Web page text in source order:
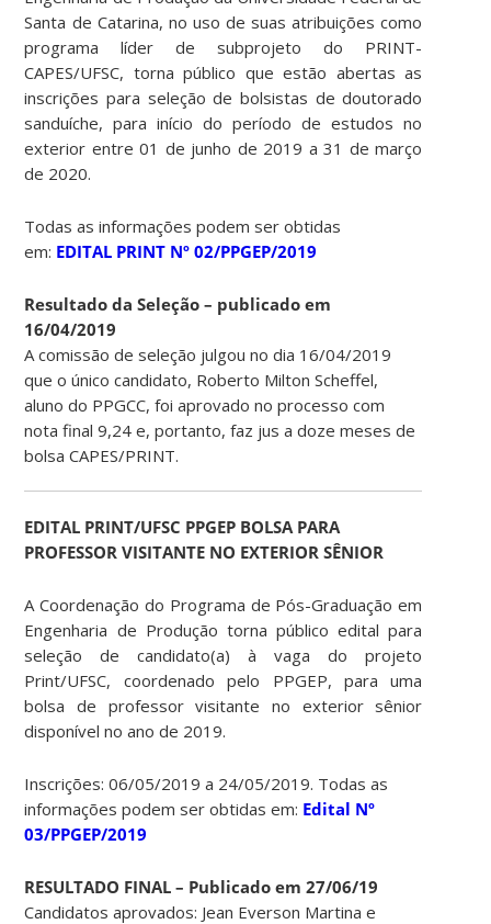
Santa de Catarina, no uso de suas atribuições como
programa líder de subprojeto do PRINT-
CAPES/UFSC, torna público que estão abertas as
inscrições para seleção de bolsistas de doutorado
sanduíche, para início do período de estudos no
exterior entre 01 de junho de 2019 a 31 de março
de 2020.
Todas as informações podem ser obtidas
em: EDITAL PRINT Nº 02/PPGEP/2019
Resultado da Seleção – publicado em
16/04/2019
A comissão de seleção julgou no dia 16/04/2019
que o único candidato, Roberto Milton Scheffel,
aluno do PPGCC, foi aprovado no processo com
nota final 9,24 e, portanto, faz jus a doze meses de
bolsa CAPES/PRINT.
EDITAL PRINT/UFSC PPGEP BOLSA PARA
PROFESSOR VISITANTE NO EXTERIOR SÊNIOR
A Coordenação do Programa de Pós-Graduação em
Engenharia de Produção torna público edital para
seleção de candidato(a) à vaga do projeto
Print/UFSC, coordenado pelo PPGEP, para uma
bolsa de professor visitante no exterior sênior
disponível no ano de 2019.
Inscrições: 06/05/2019 a 24/05/2019. Todas as
informações podem ser obtidas em: Edital Nº
03/PPGEP/2019
RESULTADO FINAL – Publicado em 27/06/19
Candidatos aprovados: Jean Everson Martina e